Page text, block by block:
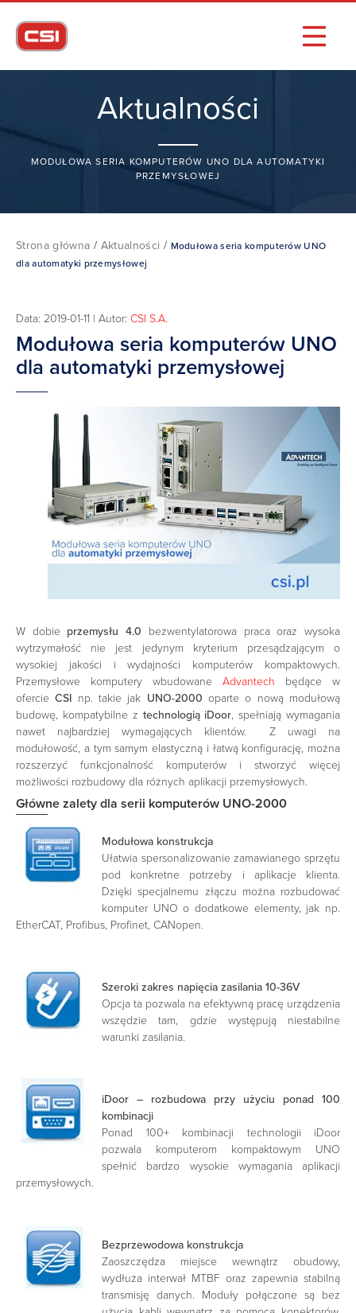
Aktualności
MODUŁOWA SERIA KOMPUTERÓW UNO DLA AUTOMATYKI
PRZEMYSŁOWEJ
Strona główna / Aktualności / Modułowa seria komputerów UNO
dla automatyki przemysłowej
Data: 2019-01-11 | Autor: CSI S.A.
Modułowa seria komputerów UNO
dla automatyki przemysłowej
W dobie przemysłu 4.0 bezwentylatorowa praca oraz wysoka
wytrzymałość nie jest jedynym kryterium przesądzającym o
wysokiej jakości i wydajności komputerów kompaktowych.
Przemysłowe komputery wbudowane Advantech będące w
ofercieCSI np. takie jak UNO-2000 oparte o nową modułową
budowę, kompatybilne z technologią iDoor, spełniają wymagania
nawet najbardziej wymagających klientów. Z uwagi na
modułowość, a tym samym elastyczną i łatwą konfigurację, można
rozszerzyć funkcjonalność komputerów i stworzyć więcej
możliwości rozbudowy dla różnych aplikacji przemysłowych.
Główne zalety dla serii komputerów UNO-2000
Modułowa konstrukcja
Ułatwia spersonalizowanie zamawianego sprzętu
pod konkretne potrzeby i aplikacje klienta.
Dzięki specjalnemu złączu można rozbudować
komputer UNO o dodatkowe elementy, jak np.
EtherCAT, Profibus, Profinet, CANopen.
Szeroki zakres napięcia zasilania 10-36V
Opcja ta pozwala na efektywną pracę urządzenia
wszędzie tam, gdzie występują niestabilne
warunki zasilania.
iDoor – rozbudowa przy użyciu ponad 100
kombinacji
Ponad 100+ kombinacji technologii iDoor
pozwala komputerom kompaktowym UNO
spełnić bardzo wysokie wymagania aplikacji
przemysłowych.
Bezprzewodowa konstrukcja
Zaoszczędza miejsce wewnątrz obudowy,
wydłuża interwał MTBF oraz zapewnia stabilną
transmisję danych. Moduły połączone są bez